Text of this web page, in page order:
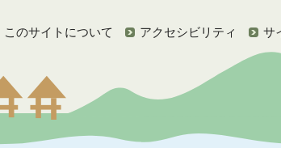
このサイトについて アクセシビリティ サ